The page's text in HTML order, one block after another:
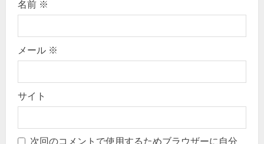
名前 ※
メール ※
サイト
次回のコメントで使用するためブラウザーに自分